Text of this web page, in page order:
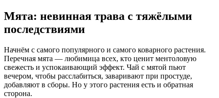
Мята: невинная трава с тяжёлыми
последствиями
Начнём с самого популярного и самого коварного растения.
Перечная мята — любимица всех, кто ценит ментоловую
свежесть и успокаивающий эффект. Чай с мятой пьют
вечером, чтобы расслабиться, заваривают при простуде,
добавляют в сборы. Но у этого растения есть и обратная
сторона.